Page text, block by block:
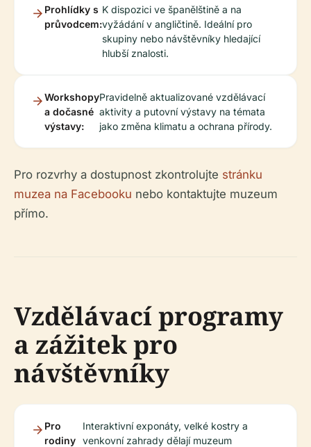
Prohlídky s
průvodcem:
K dispozici ve španělštině a na
vyžádání v angličtině. Ideální pro
skupiny nebo návštěvníky hledající
hlubší znalosti.
Workshopy
a dočasné
výstavy:
Pravidelně aktualizované vzdělávací
aktivity a putovní výstavy na témata
jako změna klimatu a ochrana přírody.
Pro rozvrhy a dostupnost zkontrolujte stránku
muzea na Facebooku nebo kontaktujte muzeum
přímo.
Vzdělávací programy
a zážitek pro
návštěvníky
Pro
rodiny
Interaktivní exponáty, velké kostry a
venkovní zahrady dělají muzeum